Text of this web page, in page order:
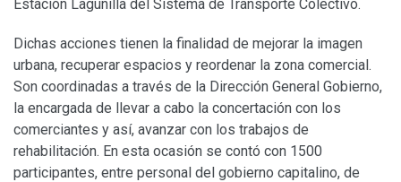
Estación Lagunilla del Sistema de Transporte Colectivo.
Dichas acciones tienen la finalidad de mejorar la imagen
urbana, recuperar espacios y reordenar la zona comercial.
Son coordinadas a través de la Dirección General Gobierno,
la encargada de llevar a cabo la concertación con los
comerciantes y así, avanzar con los trabajos de
rehabilitación. En esta ocasión se contó con 1500
participantes, entre personal del gobierno capitalino, de